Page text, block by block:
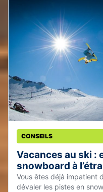
CONSEILS
Vacances au ski :
snowboard à
Vous êtes déjà impatient
dévaler les pistes en